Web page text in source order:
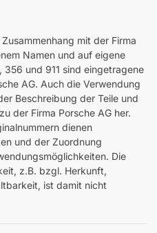
mit der Firma
Namen und auf eigene
356 und 911 sind eingetragene
AG. Auch die Verwendung
Beschreibung der Teile und
der Firma Porsche AG her.
dienen
und der Zuordnung
Die
z.B. bzgl. Herkunft,
ist damit nicht